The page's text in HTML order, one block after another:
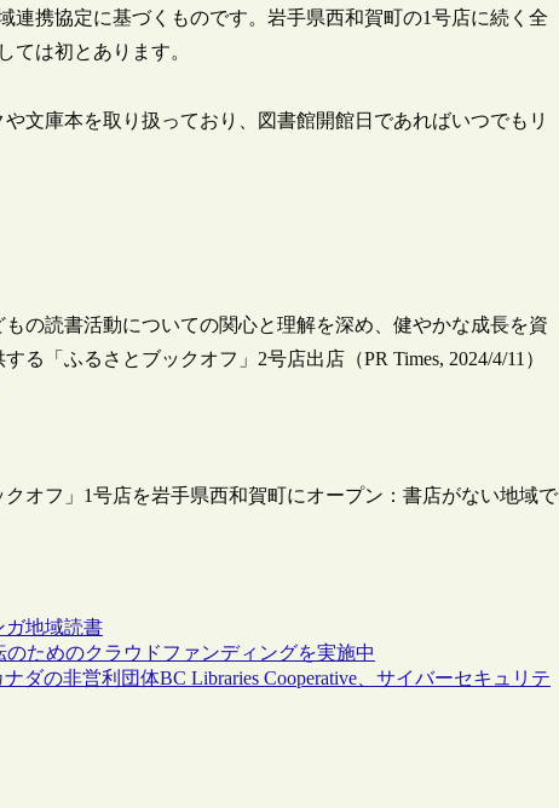
連携協定に基づくものです。岩手県西和賀町の1号店に続く全
ては初とあります。
文庫本を取り扱っており、図書館開館日であればいつでもリ
の読書活動についての関心と理解を深め、健やかな成長を資
「ふるさとブックオフ」2号店出店（PR Times, 2024/4/11）
オフ」1号店を岩手県西和賀町にオープン：書店がない地域で
ガ地域読書
ためのクラウドファンディングを実施中
ダの非営利団体BC Libraries Cooperative、サイバーセキュリテ